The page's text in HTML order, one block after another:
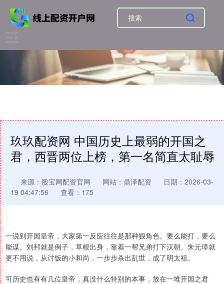
玖玖配资网 中国历史上最弱的开国之
君，西晋两位上榜，第一名简直太耻辱
来源：股宝网配资官网 网站：鼎泽配资
日期：2026-03-
19 04:47:56
查看：175
一说到开国皇帝，大家第一反应往往是那种狠角色。要么能打，要么
能谋。刘邦就是例子，草根出身，靠着一帮兄弟打下汉朝。朱元璋就
更不用说，从讨饭的小和尚，一步步杀出乱世，成了明太祖。
可历史也有有几位皇帝，真没什么特别的本事，放在一堆开国之君